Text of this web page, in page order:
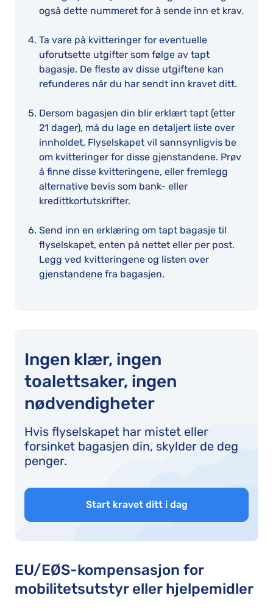
også dette nummeret for å sende inn et krav.
Ta vare på kvitteringer for eventuelle
uforutsette utgifter som følge av tapt
bagasje. De fleste av disse utgiftene kan
refunderes når du har sendt inn kravet ditt.
Dersom bagasjen din blir erklært tapt (etter
21 dager), må du lage en detaljert liste over
innholdet. Flyselskapet vil sannsynligvis be
om kvitteringer for disse gjenstandene. Prøv
å finne disse kvitteringene, eller fremlegg
alternative bevis som bank- eller
kredittkortutskrifter.
Send inn en erklæring om tapt bagasje til
flyselskapet, enten på nettet eller per post.
Legg ved kvitteringene og listen over
gjenstandene fra bagasjen.
Ingen klær, ingen
toalettsaker, ingen
nødvendigheter
Hvis flyselskapet har mistet eller
forsinket bagasjen din, skylder de deg
penger.
Start kravet ditt i dag
EU/EØS-kompensasjon for
mobilitetsutstyr eller hjelpemidler